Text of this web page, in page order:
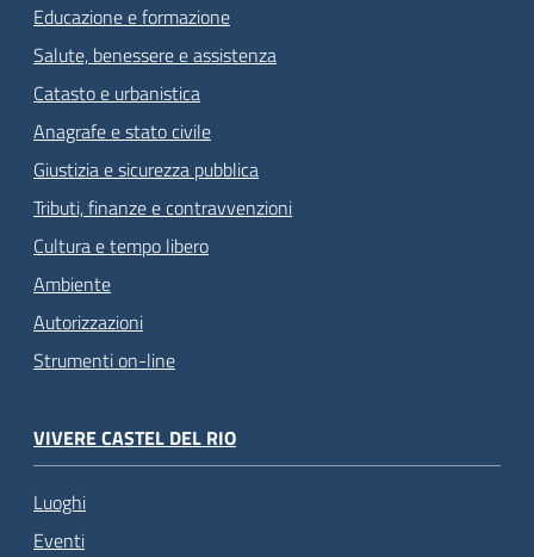
Educazione e formazione
Salute, benessere e assistenza
Catasto e urbanistica
Anagrafe e stato civile
Giustizia e sicurezza pubblica
Tributi, finanze e contravvenzioni
Cultura e tempo libero
Ambiente
Autorizzazioni
Strumenti on-line
VIVERE CASTEL DEL RIO
Luoghi
Eventi